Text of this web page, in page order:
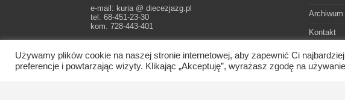
e-mail: kuria @ diecezjazg.pl
tel. 68-451-23-30
kom. 728-443-401
22 1020 5402 0000 0102 0021 3694
Kontakt
Używamy plików cookie na naszej stronie internetowej, aby zapewnić Ci
preferencje i powtarzając wizyty. Klikając „Akceptuję”, wyrażasz zgodę na